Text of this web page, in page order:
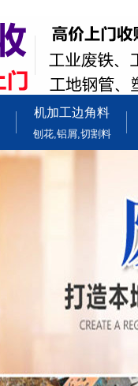
机加工边角料
刨花,铝屑,切割料